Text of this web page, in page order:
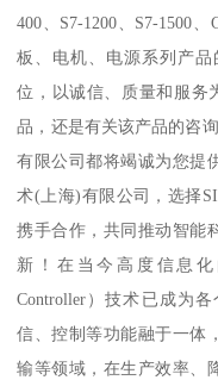
400、S7-1200、S7-1500
板、电机、电源系列产
位，以诚信、质量和服务
品，还是有关该产品的咨
有限公司都将竭诚为您提
术(上海)有限公司，选择
携手合作，共同推动智能
新！在当今高度信息化
Controller）技术已成为
信、控制等功能融于一体
输等领域，在生产效率、